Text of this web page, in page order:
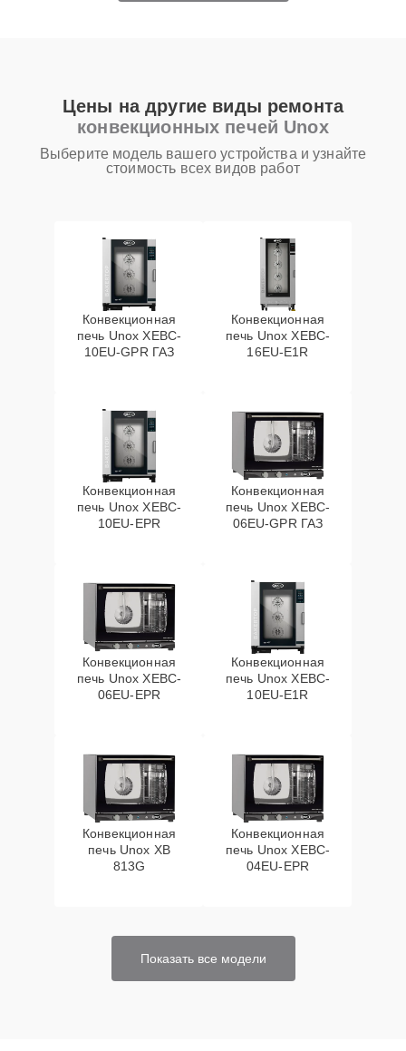
Цены на другие виды ремонта
конвекционных печей Unox
Выберите модель вашего устройства и узнайте
стоимость всех видов работ
Конвекционная
печь Unox XEBC-
10EU-GPR ГАЗ
Конвекционная
печь Unox XEBC-
16EU-E1R
Конвекционная
печь Unox XEBC-
10EU-EPR
Конвекционная
печь Unox XEBC-
06EU-GPR ГАЗ
Конвекционная
печь Unox XEBC-
06EU-EPR
Конвекционная
печь Unox XEBC-
10EU-E1R
Конвекционная
печь Unox XB
813G
Конвекционная
печь Unox XEBC-
04EU-EPR
Показать все модели